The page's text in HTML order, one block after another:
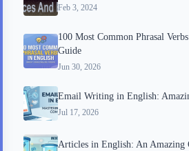
Feb 3, 2024
100 Most Common Phrasal
Guide
Jun 30, 2026
Email Writing in English:
Jul 17, 2026
Articles in English: An Amazing